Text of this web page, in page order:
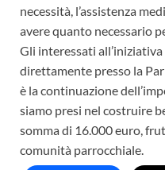
necessità, l’assistenza
avere quanto necessario
Gli interessati
direttamente presso la
è la continuazione
siamo presi nel costruire
somma di 16.000 euro,
comunità parrocchiale.